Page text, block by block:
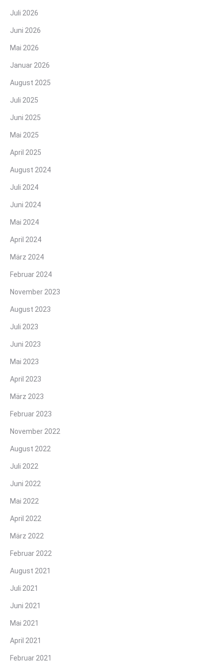
Juli 2026
Juni 2026
Mai 2026
Januar 2026
August 2025
Juli 2025
Juni 2025
Mai 2025
April 2025
August 2024
Juli 2024
Juni 2024
Mai 2024
April 2024
März 2024
Februar 2024
November 2023
August 2023
Juli 2023
Juni 2023
Mai 2023
April 2023
März 2023
Februar 2023
November 2022
August 2022
Juli 2022
Juni 2022
Mai 2022
April 2022
März 2022
Februar 2022
August 2021
Juli 2021
Juni 2021
Mai 2021
April 2021
Februar 2021